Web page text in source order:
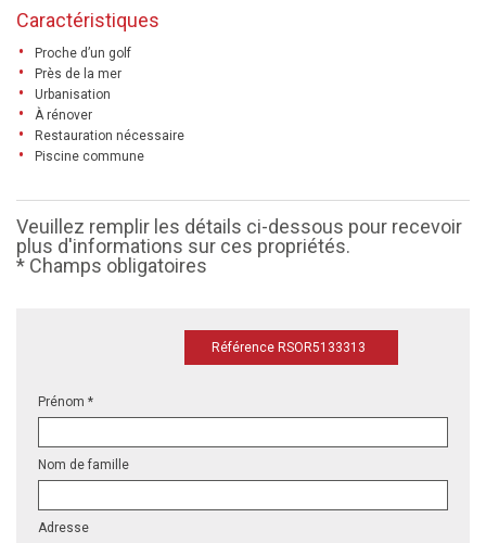
Caractéristiques
Proche d’un golf
Près de la mer
Urbanisation
À rénover
Restauration nécessaire
Piscine commune
Veuillez remplir les détails ci-dessous pour recevoir
plus d'informations sur ces propriétés.
* Champs obligatoires
Référence RSOR5133313
Prénom *
Nom de famille
Adresse